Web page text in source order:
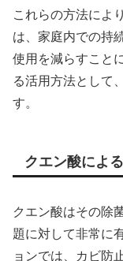
これらの方法によ
は、家庭内での持
使用を減らすこと
る活用方法として
す。
クエン酸によ
クエン酸はその除
題に対して非常に
ョンでは、カビ防